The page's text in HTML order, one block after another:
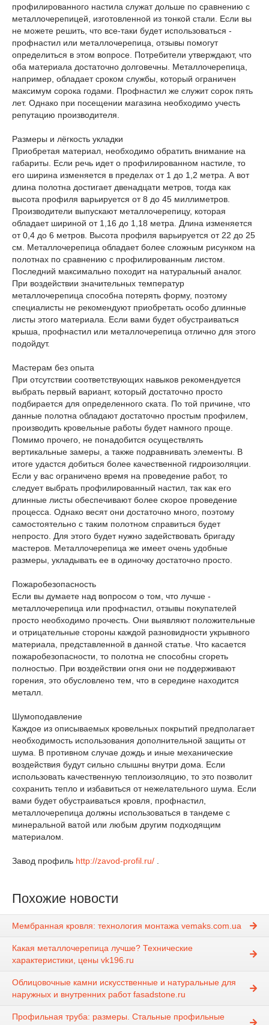
профилированного настила служат дольше по сравнению с
металлочерепицей, изготовленной из тонкой стали. Если вы
не можете решить, что все-таки будет использоваться -
профнастил или металлочерепица, отзывы помогут
определиться в этом вопросе. Потребители утверждают, что
оба материала достаточно долговечны. Металлочерепица,
например, обладает сроком службы, который ограничен
максимум сорока годами. Профнастил же служит сорок пять
лет. Однако при посещении магазина необходимо учесть
репутацию производителя.
Размеры и лёгкость укладки
Приобретая материал, необходимо обратить внимание на
габариты. Если речь идет о профилированном настиле, то
его ширина изменяется в пределах от 1 до 1,2 метра. А вот
длина полотна достигает двенадцати метров, тогда как
высота профиля варьируется от 8 до 45 миллиметров.
Производители выпускают металлочерепицу, которая
обладает шириной от 1,16 до 1,18 метра. Длина изменяется
от 0,4 до 6 метров. Высота профиля варьируется от 22 до 25
см. Металлочерепица обладает более сложным рисунком на
полотнах по сравнению с профилированным листом.
Последний максимально походит на натуральный аналог.
При воздействии значительных температур
металлочерепица способна потерять форму, поэтому
специалисты не рекомендуют приобретать особо длинные
листы этого материала. Если вами будет обустраиваться
крыша, профнастил или металлочерепица отлично для этого
подойдут.
Мастерам без опыта
При отсутствии соответствующих навыков рекомендуется
выбрать первый вариант, который достаточно просто
подбирается для определенного ската. По той причине, что
данные полотна обладают достаточно простым профилем,
производить кровельные работы будет намного проще.
Помимо прочего, не понадобится осуществлять
вертикальные замеры, а также подравнивать элементы. В
итоге удастся добиться более качественной гидроизоляции.
Если у вас ограничено время на проведение работ, то
следует выбрать профилированный настил, так как его
длинные листы обеспечивают более скорое проведение
процесса. Однако весят они достаточно много, поэтому
самостоятельно с таким полотном справиться будет
непросто. Для этого будет нужно задействовать бригаду
мастеров. Металлочерепица же имеет очень удобные
размеры, укладывать ее в одиночку достаточно просто.
Пожаробезопасность
Если вы думаете над вопросом о том, что лучше -
металлочерепица или профнастил, отзывы покупателей
просто необходимо прочесть. Они выявляют положительные
и отрицательные стороны каждой разновидности укрывного
материала, представленной в данной статье. Что касается
пожаробезопасности, то полотна не способны сгореть
полностью. При воздействии огня они не поддерживают
горения, это обусловлено тем, что в середине находится
металл.
Шумоподавление
Каждое из описываемых кровельных покрытий предполагает
необходимость использования дополнительной защиты от
шума. В противном случае дождь и иные механические
воздействия будут сильно слышны внутри дома. Если
использовать качественную теплоизоляцию, то это позволит
сохранить тепло и избавиться от нежелательного шума. Если
вами будет обустраиваться кровля, профнастил,
металлочерепица должны использоваться в тандеме с
минеральной ватой или любым другим подходящим
материалом.
Завод профиль http://zavod-profil.ru/
Похожие новости
Мембранная кровля: технология монтажа vemaks.com.ua
Какая металлочерепица лучше? Технические
характеристики, цены vk196.ru
Облицовочные камни искусственные и натуральные для
наружных и внутренних работ fasadstone.ru
Профильная труба: размеры. Стальные профильные